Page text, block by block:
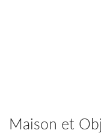
Maison et